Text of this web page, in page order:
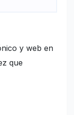
y web en
que